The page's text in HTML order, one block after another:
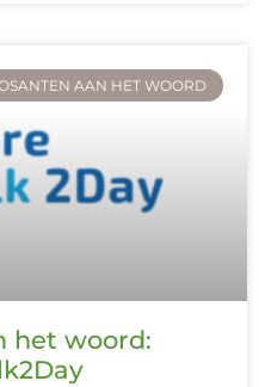
AAN HET WOORD
het woord: